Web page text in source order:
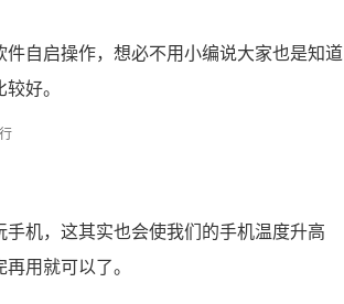
自启操作，想必不用小编说大家也是知道
好。
机，这其实也会使我们的手机温度升高
用就可以了。